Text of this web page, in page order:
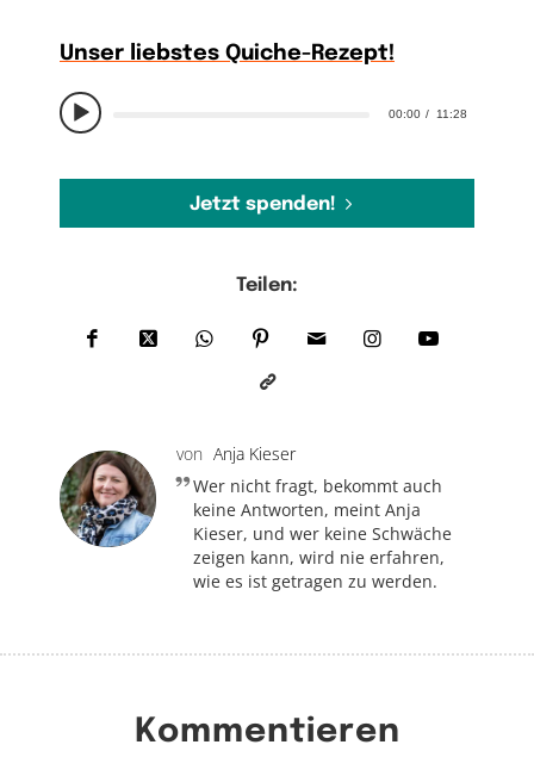
00:00 11:28
Unser liebstes Quiche-Rezept!
Jetzt spenden!
Teilen:
von Anja Kieser
Wer nicht fragt, bekommt auch
keine Antworten, meint Anja
Kieser, und wer keine Schwäche
zeigen kann, wird nie erfahren,
wie es ist getragen zu werden.
Kommentieren